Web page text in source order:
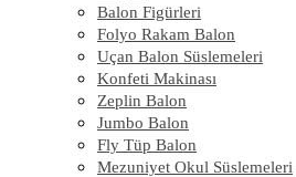
Balon Figürleri
Folyo Rakam Balon
Uçan Balon Süslemeleri
Konfeti Makinası
Zeplin Balon
Jumbo Balon
Fly Tüp Balon
Mezuniyet Okul Süslemeleri